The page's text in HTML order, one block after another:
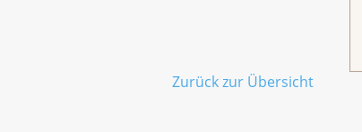
Zurück zur Übersicht